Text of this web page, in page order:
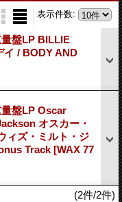
表示件数:
盤LP BILLIE
イ / BODY AND
盤LP Oscar
オスカー・
ィズ・ミルト・ジ
Track [WAX 77
(2件/2件)